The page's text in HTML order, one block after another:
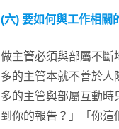
(六) 要如何與工作相關
做主管必須與部屬不斷
多的主管本就不善於
多的主管與部屬互動時
到你的報告？」「你這